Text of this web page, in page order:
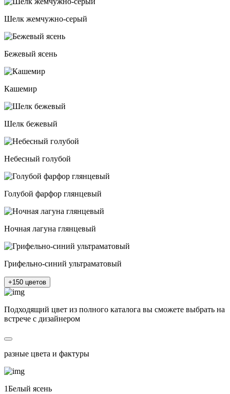
Шелк жемчужно-серый
Бежевый ясень
Кашемир
Шелк бежевый
Небесный голубой
Голубой фарфор глянцевый
Ночная лагуна глянцевый
Грифельно-синий ультраматовый
+150 цветов
Подходящий цвет из полного каталога вы сможете выбрать на
встрече с дизайнером
разные цвета и фактуры
1Белый ясень